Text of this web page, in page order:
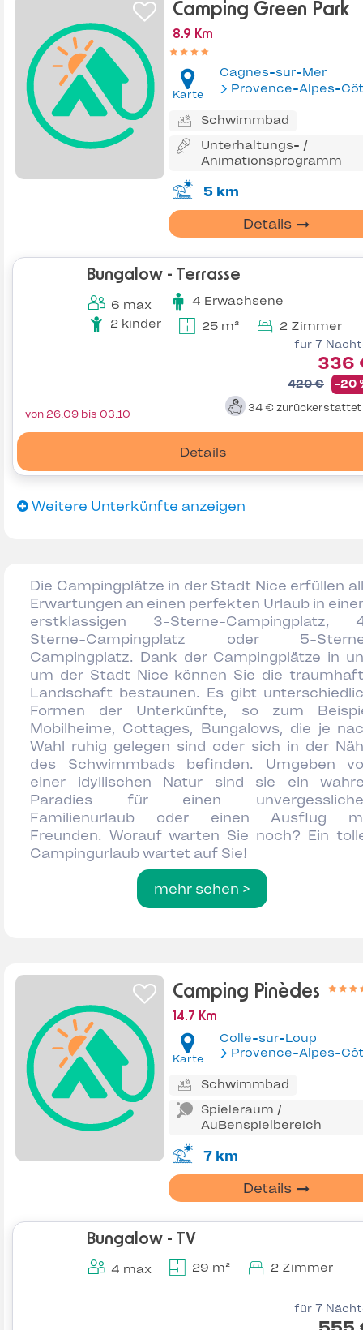
Camping Green Park
8.9 Km
Karte
Cagnes-sur-Mer
Provence-Alpes-Côte
Schwimmbad
Unterhaltungs- /
Animationsprogramm
5 km
Details
Bungalow - Terrasse
6 max
4 Erwachsene
2 kinder
25 m² 2 Zimmer
für 7
336
420 € -20
34 € zurückerstattet
Details
von 26.09 bis 03.10
Weitere Unterkünfte anzeigen
Die Campingplätze in der Stadt Nice erfüllen
Erwartungen an einen perfekten Urlaub in
erstklassigen 3-Sterne-Campingplatz,
Sterne-Campingplatz oder 5-
Campingplatz. Dank der Campingplätze in
um der Stadt Nice können Sie die
Landschaft bestaunen. Es gibt
Formen der Unterkünfte, so zum
Mobilheime, Cottages, Bungalows, die je
Wahl ruhig gelegen sind oder sich in der
des Schwimmbads befinden. Umgeben
einer idyllischen Natur sind sie ein
Paradies für einen
Familienurlaub oder einen Ausflug
Freunden. Worauf warten Sie noch? Ein
Campingurlaub wartet auf Sie!
mehr sehen >
Camping Pinèdes
14.7 Km
Karte
Colle-sur-Loup
Provence-Alpes-Côte
Schwimmbad
Spieleraum /
AuBenspielbereich
7 km
Details
Bungalow - TV
4 max 29 m² 2 Zimmer
für 7